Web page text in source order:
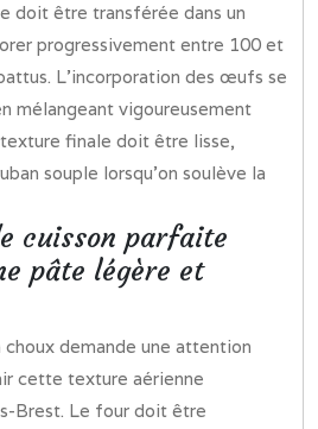
doit être transférée dans un
progressivement entre 100 et
L’incorporation des œufs se
mélangeant vigoureusement
finale doit être lisse,
souple lorsqu’on soulève la
cuisson parfaite
pâte légère et
choux demande une attention
cette texture aérienne
Brest. Le four doit être